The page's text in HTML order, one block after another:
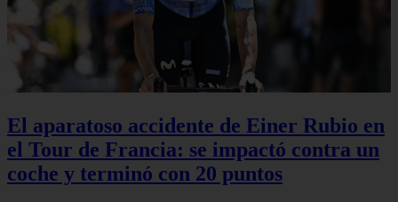
El aparatoso accidente de Einer Rubio en
el Tour de Francia: se impactó contra un
coche y terminó con 20 puntos